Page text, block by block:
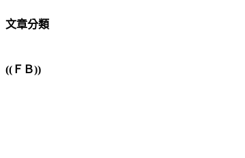
文章分類
((ＦＢ))